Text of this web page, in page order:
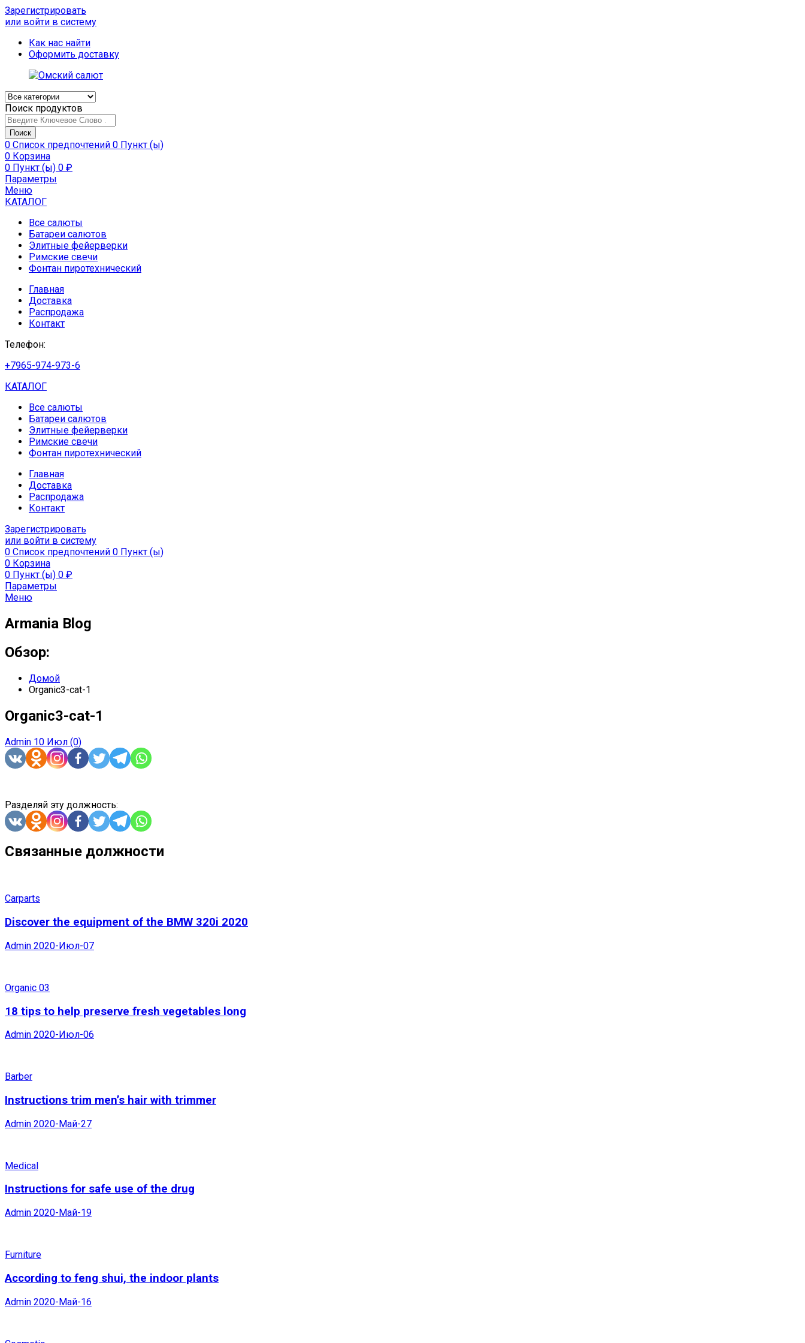
Зарегистрировать
или войти в систему
Как нас найти
Оформить доставку
Поиск продуктов
Поиск
0 Список предпочтений 0 Пункт (ы)
0 Корзина
0 Пункт (ы) 0 ₽
Параметры
Меню
КАТАЛОГ
Все салюты
Батареи салютов
Элитные фейерверки
Римские свечи
Фонтан пиротехнический
Главная
Доставка
Распродажа
Контакт
Телефон:
+7965-974-973-6
КАТАЛОГ
Все салюты
Батареи салютов
Элитные фейерверки
Римские свечи
Фонтан пиротехнический
Главная
Доставка
Распродажа
Контакт
Зарегистрировать
или войти в систему
0 Список предпочтений 0 Пункт (ы)
0 Корзина
0 Пункт (ы) 0 ₽
Параметры
Меню
Armania Blog
Обзор:
Домой
Organic3-cat-1
Organic3-cat-1
Admin 10 Июл (0)
Разделяй эту должность:
Связанные должности
Carparts
Discover the equipment of the BMW 320i 2020
Admin 2020-Июл-07
Organic 03
18 tips to help preserve fresh vegetables long
Admin 2020-Июл-06
Barber
Instructions trim men’s hair with trimmer
Admin 2020-Май-27
Medical
Instructions for safe use of the drug
Admin 2020-Май-19
Furniture
According to feng shui, the indoor plants
Admin 2020-Май-16